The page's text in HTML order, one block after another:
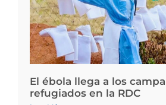
El ébola llega a los
refugiados en la RDC